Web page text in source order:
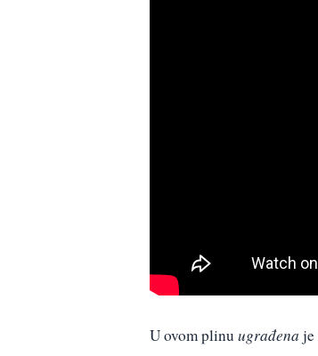
U ovom plinu ugrađena je